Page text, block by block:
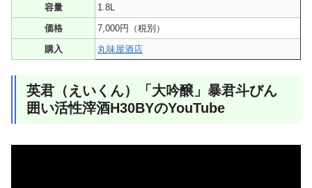
容量
1.8L
価格
7,000円（税別）
購入
丸味屋酒店
英君（えいくん）「大吟醸」暴君斗びん
囲い活性滓酒H30BYのYouTube